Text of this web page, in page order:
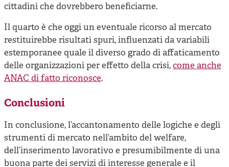
cittadini che dovrebbero beneficiarne.
Il quarto è che oggi un eventuale ricorso al mercato
restituirebbe risultati spuri, influenzati da variabili
estemporanee quale il diverso grado di affaticamento
delle organizzazioni per effetto della crisi,come anche
ANAC di fatto riconosce.
Conclusioni
In conclusione, l’accantonamento delle logiche e degli
strumenti di mercato nell’ambito del welfare,
dell’inserimento lavorativo e presumibilmente di una
buona parte dei servizi di interesse generale e il